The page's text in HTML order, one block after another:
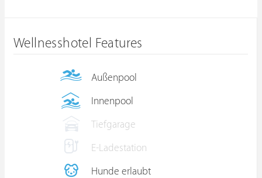
Wellnesshotel Features
Außenpool
Innenpool
Tiefgarage
E-Ladestation
Hunde erlaubt